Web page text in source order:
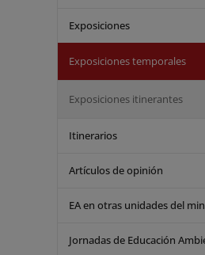
Exposiciones
Exposiciones temporales
Exposiciones itinerantes
Itinerarios
Artículos de opinión
EA en otras unidades del
Jornadas de Educación